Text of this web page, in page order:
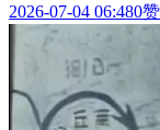
2026-07-04 06:480赞